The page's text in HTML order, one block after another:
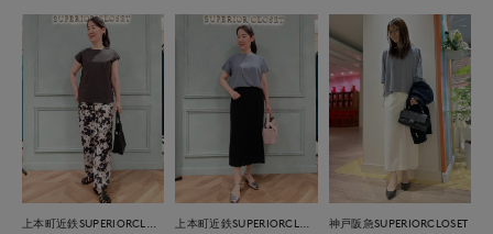
神戸阪急SUPERIORCLOSET